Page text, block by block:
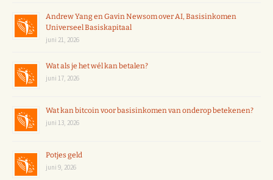
Andrew Yang en Gavin Newsom over AI, Basisinkomen
Universeel Basiskapitaal
juni 21, 2026
Wat als je het wél kan betalen?
juni 17, 2026
Wat kan bitcoin voor basisinkomen van onderop betekenen?
juni 13, 2026
Potjes geld
juni 9, 2026